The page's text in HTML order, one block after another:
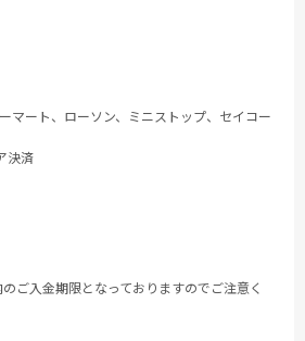
マート、ローソン、ミニストップ、セイコー
決済
ご入金期限となっておりますのでご注意く